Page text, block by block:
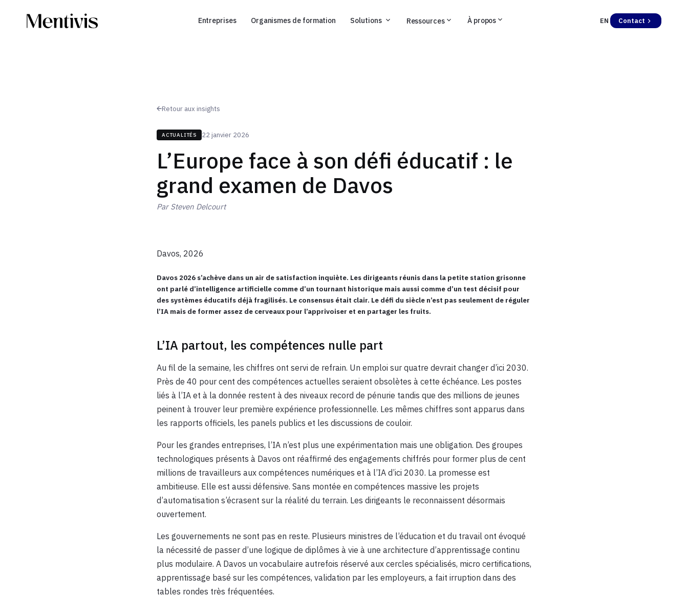
Entreprises Organismes de formation Solutions Ressources À propos EN Contact
Retour aux insights
ACTUALITÉS 22 janvier 2026
L’Europe face à son défi éducatif : le
grand examen de Davos
Par Steven Delcourt
Davos, 2026
Davos 2026 s’achève dans un air de satisfaction inquiète. Les dirigeants réunis dans la petite station grisonne
ont parlé d’intelligence artificielle comme d’un tournant historique mais aussi comme d’un test décisif pour
des systèmes éducatifs déjà fragilisés. Le consensus était clair. Le défi du siècle n’est pas seulement de réguler
l’IA mais de former assez de cerveaux pour l’apprivoiser et en partager les fruits.
L’IA partout, les compétences nulle part
Au fil de la semaine, les chiffres ont servi de refrain. Un emploi sur quatre devrait changer d’ici 2030.
Près de 40 pour cent des compétences actuelles seraient obsolètes à cette échéance. Les postes
liés à l’IA et à la donnée restent à des niveaux record de pénurie tandis que des millions de jeunes
peinent à trouver leur première expérience professionnelle. Les mêmes chiffres sont apparus dans
les rapports officiels, les panels publics et les discussions de couloir.
Pour les grandes entreprises, l’IA n’est plus une expérimentation mais une obligation. Des groupes
technologiques présents à Davos ont réaffirmé des engagements chiffrés pour former plus de cent
millions de travailleurs aux compétences numériques et à l’IA d’ici 2030. La promesse est
ambitieuse. Elle est aussi défensive. Sans montée en compétences massive les projets
d’automatisation s’écrasent sur la réalité du terrain. Les dirigeants le reconnaissent désormais
ouvertement.
Les gouvernements ne sont pas en reste. Plusieurs ministres de l’éducation et du travail ont évoqué
la nécessité de passer d’une logique de diplômes à vie à une architecture d’apprentissage continu
plus modulaire. A Davos un vocabulaire autrefois réservé aux cercles spécialisés, micro certifications,
apprentissage basé sur les compétences, validation par les employeurs, a fait irruption dans des
tables rondes très fréquentées.